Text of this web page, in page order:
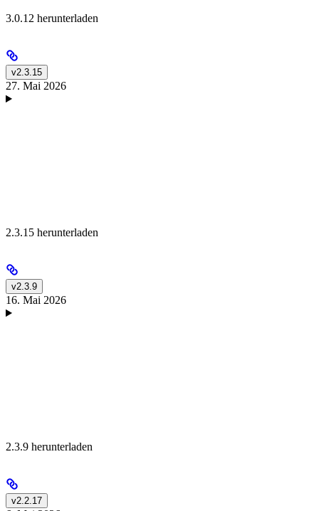
3.0.12 herunterladen
v2.3.15
27. Mai 2026
2.3.15 herunterladen
v2.3.9
16. Mai 2026
2.3.9 herunterladen
v2.2.17